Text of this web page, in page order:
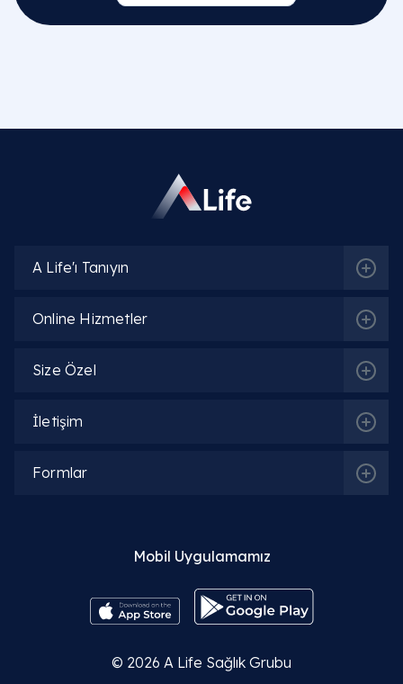
A Life'ı Tanıyın
Online Hizmetler
Size Özel
İletişim
Formlar
Mobil Uygulamamız
© 2026 A Life Sağlık Grubu